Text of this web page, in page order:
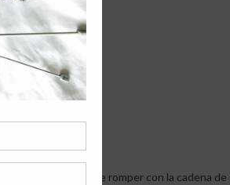
simple y efectiva de romper con la cadena